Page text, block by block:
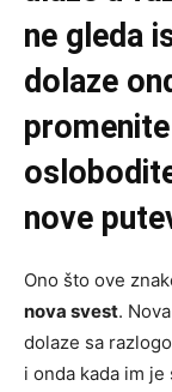
ne gleda
dolaze
nove
Ono što ove
nova svest.
dolaze sa
i onda kada im